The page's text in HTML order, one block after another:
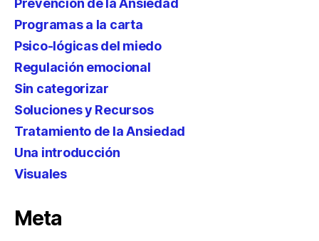
Prevención de la Ansiedad
Programas a la carta
Psico-lógicas del miedo
Regulación emocional
Sin categorizar
Soluciones y Recursos
Tratamiento de la Ansiedad
Una introducción
Visuales
Meta